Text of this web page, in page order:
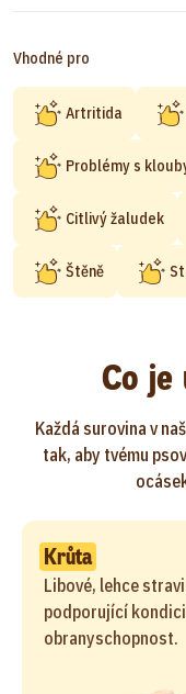
Vhodné pro
Artritida
Problémy s
Citlivý žaludek
Štěně
Co
Každá surovina v
tak, aby tvému
Krůta
Libové, lehce
podporující
obranyschopnost.